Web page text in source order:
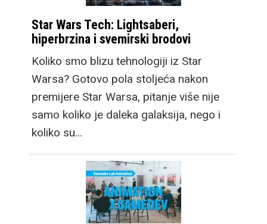
Star Wars Tech: Lightsaberi,
hiperbrzina i svemirski brodovi
Koliko smo blizu tehnologiji iz Star
Warsa? Gotovo pola stoljeća nakon
premijere Star Warsa, pitanje više nije
samo koliko je daleka galaksija, nego i
koliko su…